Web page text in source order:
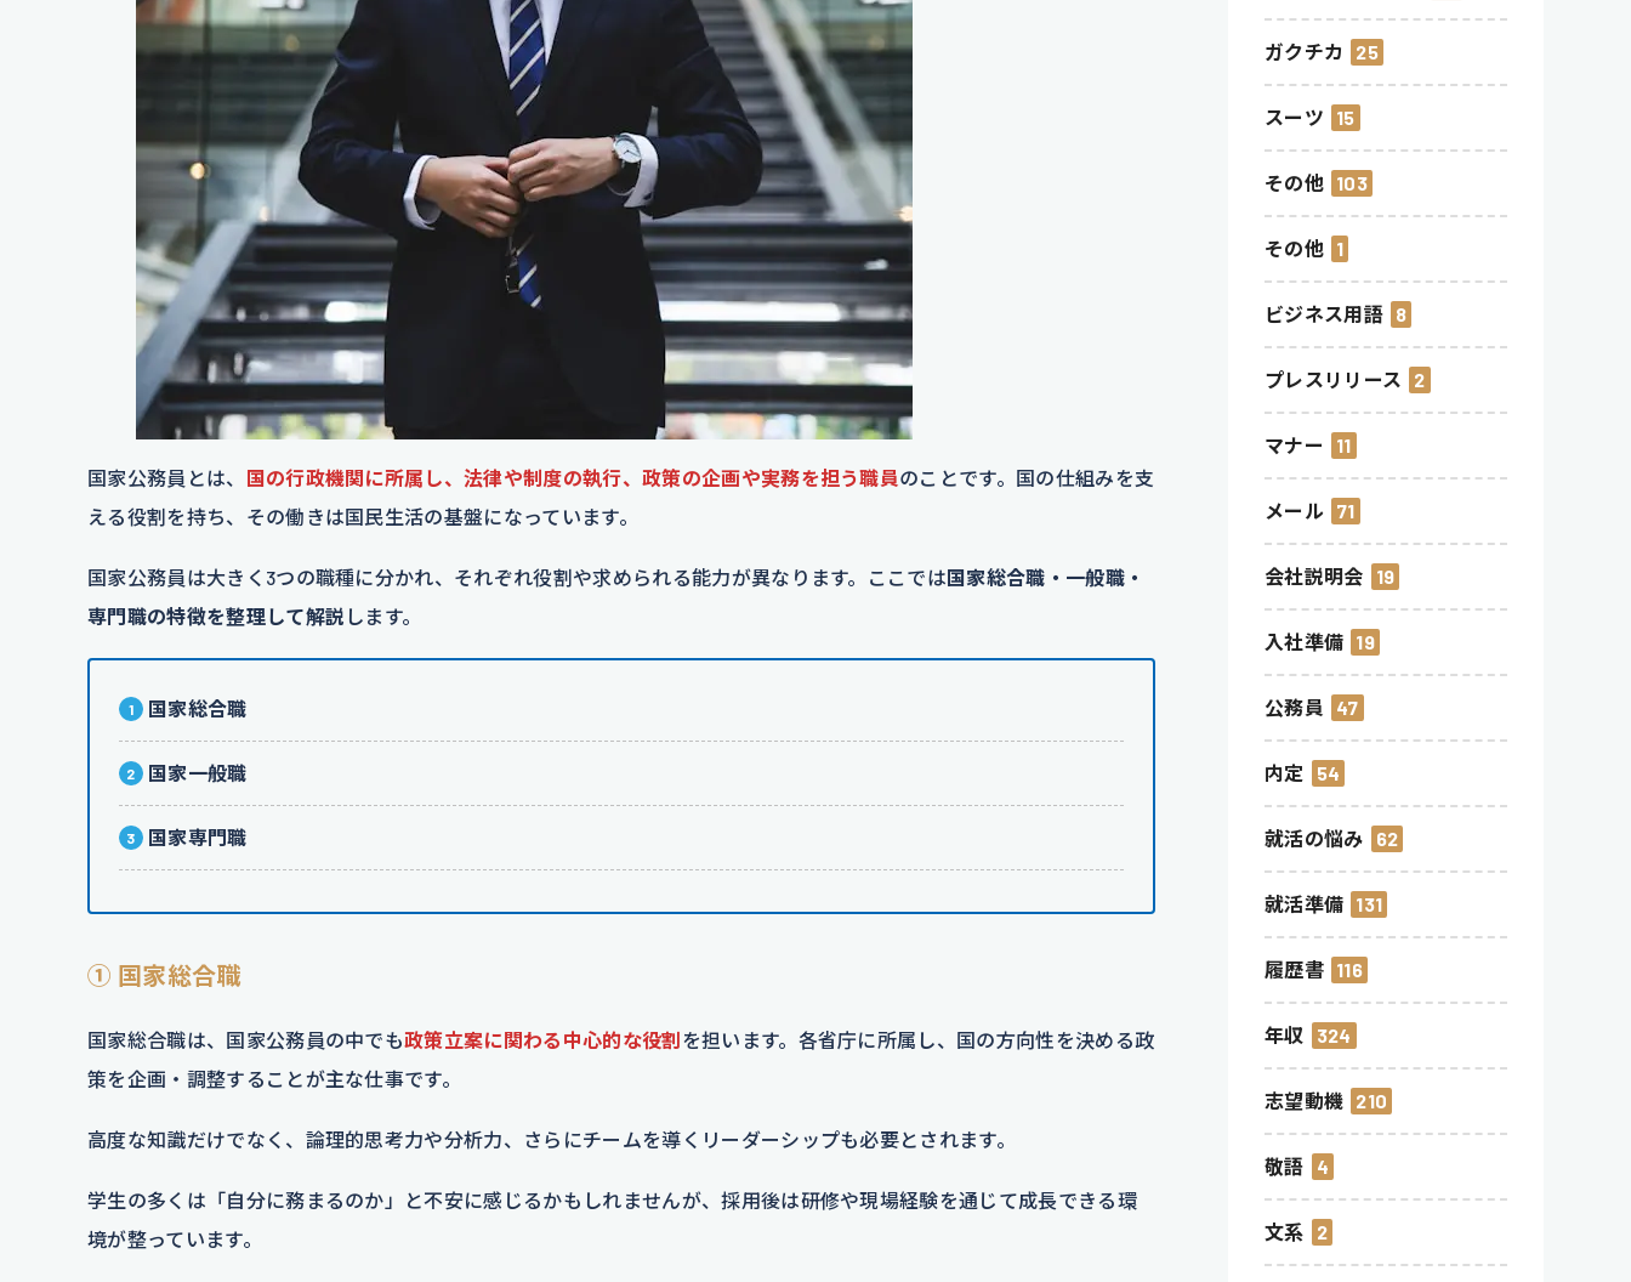
国家公務員とは、 国の行政機関に所属し、法律や制度の執行、政策の企画や実務を担う職員のことです。国の仕組みを支
える役割を持ち、その働きは国民生活の基盤になっています。
国家公務員は大きく3つの職種に分かれ、それぞれ役割や求められる能力が異なります。ここでは国家総合職・一般職・
専門職の特徴を整理して解説 します。
国家総合職
国家一般職
国家専門職
① 国家総合職
国家総合職は、国家公務員の中でも政策立案に関わる中心的な役割を担います。各省庁に所属し、国の方向性を決める政
策を企画・調整することが主な仕事です。
高度な知識だけでなく、論理的思考力や分析力、さらにチームを導くリーダーシップも必要とされます。
学生の多くは「自分に務まるのか」と不安に感じるかもしれませんが、採用後は研修や現場経験を通じて成長できる環
境が整っています。
ガクチカ 25
スーツ 15
その他 103
その他 1
ビジネス用語 8
プレスリリース 2
マナー 11
メール 71
会社説明会 19
入社準備 19
公務員 47
内定 54
就活の悩み 62
就活準備 131
履歴書 116
年収 324
志望動機 210
敬語 4
文系 2